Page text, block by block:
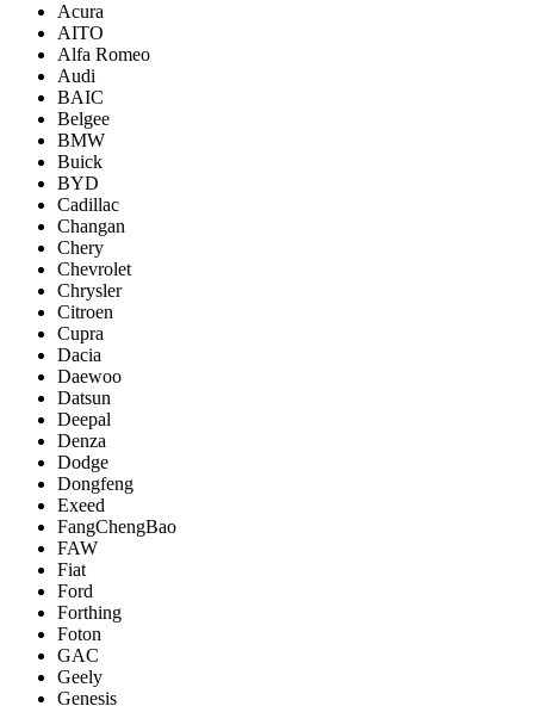
Acura
AITO
Alfa Romeo
Audi
BAIC
Belgee
BMW
Buick
BYD
Cadillac
Changan
Chery
Chevrolet
Chrysler
Citroen
Cupra
Dacia
Daewoo
Datsun
Deepal
Denza
Dodge
Dongfeng
Exeed
FangChengBao
FAW
Fiat
Ford
Forthing
Foton
GAC
Geely
Genesis